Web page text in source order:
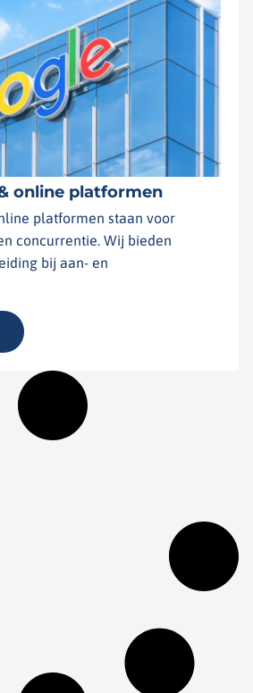
online platformen
platformen staan voor
concurrentie. Wij bieden
bij aan- en